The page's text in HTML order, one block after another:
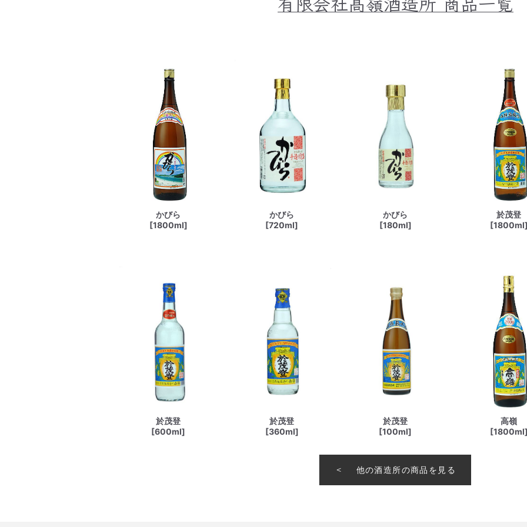
かびら
[1800ml]
かびら
[720ml]
かびら
[180ml]
於茂登
於茂登
[600ml]
於茂登
[360ml]
於茂登
[100ml]
高嶺
他の酒造所の商品を見る